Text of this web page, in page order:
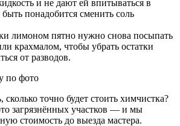
и не дают ей впитываться в
понадобится сменить соль
лимоном пятно нужно снова посыпать
крахмалом, чтобы убрать остатки
от разводов.
по фото
сколько точно будет стоить химчистка?
загрязнённых участков — и мы
стоимость до выезда мастера.